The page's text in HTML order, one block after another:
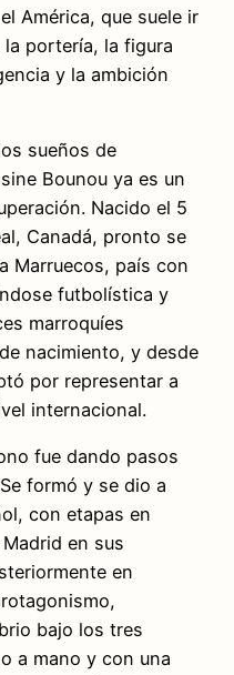
América, que suele ir
portería, la figura
y la ambición
sueños de
Bounou ya es un
Nacido el 5
Canadá, pronto se
Marruecos, país con
futbolística y
marroquíes
nacimiento, y desde
por representar a
internacional.
fue dando pasos
formó y se dio a
con etapas en
en sus
en
bajo los tres
a mano y con una